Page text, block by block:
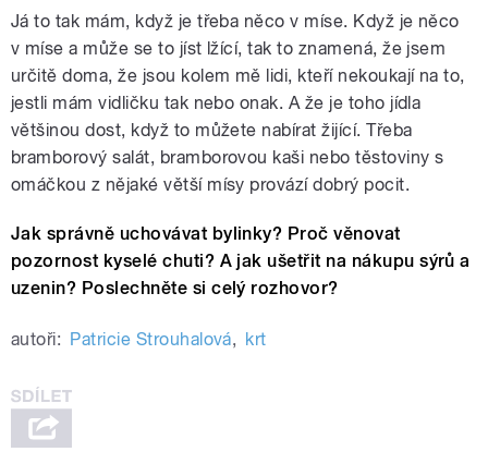
Já to tak mám, když je třeba něco v míse. Když je něco
v míse a může se to jíst lžící, tak to znamená, že jsem
určitě doma, že jsou kolem mě lidi, kteří nekoukají na to,
jestli mám vidličku tak nebo onak. A že je toho jídla
většinou dost, když to můžete nabírat žijící. Třeba
bramborový salát, bramborovou kaši nebo těstoviny s
omáčkou z nějaké větší mísy provází dobrý pocit.
Jak správně uchovávat bylinky? Proč věnovat
pozornost kyselé chuti? A jak ušetřit na nákupu sýrů a
uzenin? Poslechněte si celý rozhovor?
autoři: Patricie Strouhalová, krt